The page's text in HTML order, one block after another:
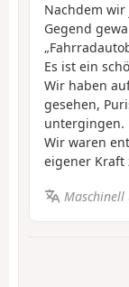
Nachdem
Gegend
Es ist ein
Wir haben
gesehen,
untergingen.
Wir waren
eigener Kraft
Maschinell